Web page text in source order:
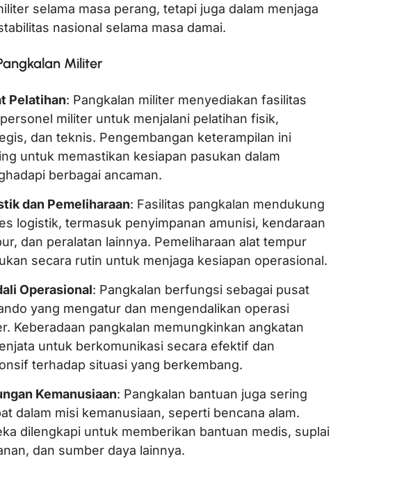
selama masa perang, tetapi juga dalam menjaga
nasional selama masa damai.
Militer
Pelatihan: Pangkalan militer menyediakan fasilitas
militer untuk menjalani pelatihan fisik,
dan teknis. Pengembangan keterampilan ini
untuk memastikan kesiapan pasukan dalam
berbagai ancaman.
dan Pemeliharaan: Fasilitas pangkalan mendukung
logistik, termasuk penyimpanan amunisi, kendaraan
dan peralatan lainnya. Pemeliharaan alat tempur
secara rutin untuk menjaga kesiapan operasional.
Operasional: Pangkalan berfungsi sebagai pusat
yang mengatur dan mengendalikan operasi
Keberadaan pangkalan memungkinkan angkatan
untuk berkomunikasi secara efektif dan
terhadap situasi yang berkembang.
Kemanusiaan: Pangkalan bantuan juga sering
dalam misi kemanusiaan, seperti bencana alam.
dilengkapi untuk memberikan bantuan medis, suplai
dan sumber daya lainnya.